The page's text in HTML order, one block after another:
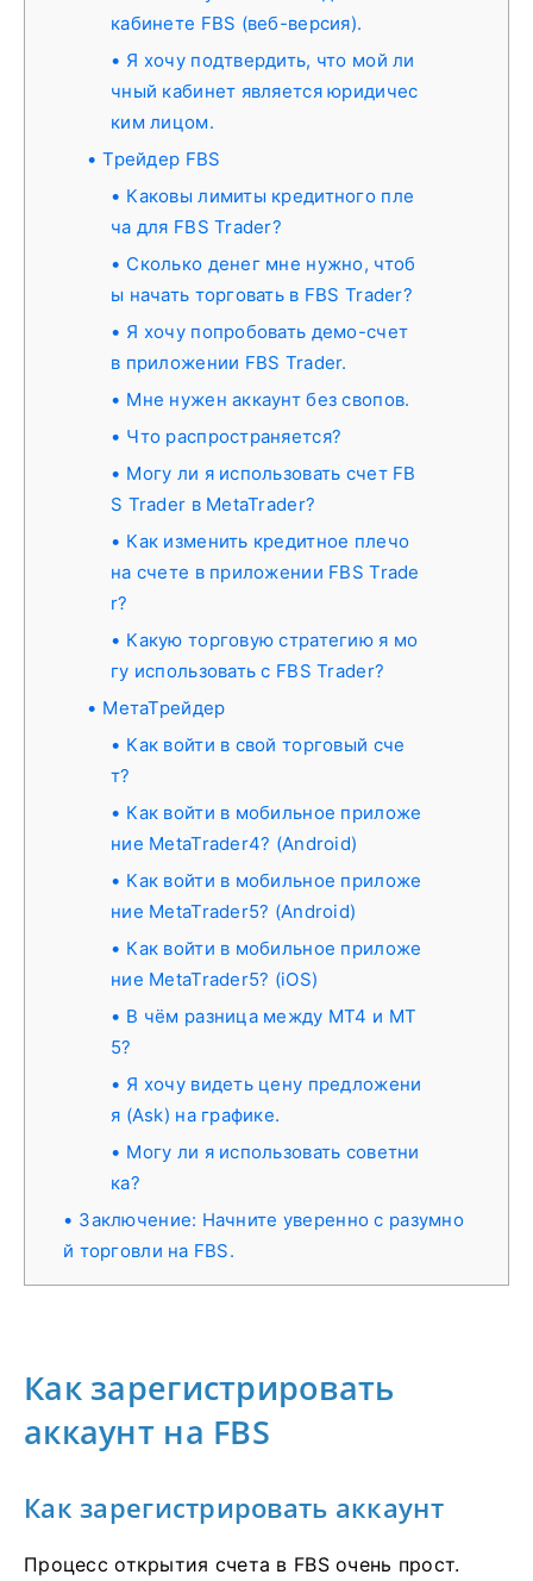
кабинете FBS (веб-версия).
Я хочу подтвердить, что мой ли
чный кабинет является юридичес
ким лицом.
Трейдер FBS
Каковы лимиты кредитного пле
ча для FBS Trader?
Сколько денег мне нужно, чтоб
ы начать торговать в FBS Trader?
Я хочу попробовать демо-счет
в приложении FBS Trader.
Мне нужен аккаунт без свопов.
Что распространяется?
Могу ли я использовать счет FB
S Trader в MetaTrader?
Как изменить кредитное плечо
на счете в приложении FBS Trade
r?
Какую торговую стратегию я мо
гу использовать с FBS Trader?
МетаТрейдер
Как войти в свой торговый сче
т?
Как войти в мобильное приложе
ние MetaTrader4? (Android)
Как войти в мобильное приложе
ние MetaTrader5? (Android)
Как войти в мобильное приложе
ние MetaTrader5? (iOS)
В чём разница между MT4 и MT
5?
Я хочу видеть цену предложени
я (Ask) на графике.
Могу ли я использовать советни
ка?
Заключение: Начните уверенно с разумно
й торговли на FBS.
Как зарегистрировать
аккаунт на FBS
Как зарегистрировать аккаунт
Процесс открытия счета в FBS очень прост.